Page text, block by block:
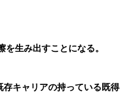
生み出すことになる。
キャリアの持っている既得